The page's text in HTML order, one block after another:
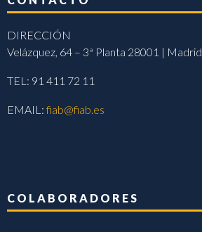
DIRECCIÓN
Velázquez, 64 – 3ª Planta 28001 | Madrid
TEL: 91 411 72 11
EMAIL:fiab@fiab.es
COLABORADORES